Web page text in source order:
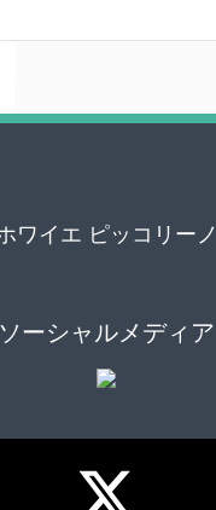
ワイエ ピッコリーノ
ソーシャルメディア